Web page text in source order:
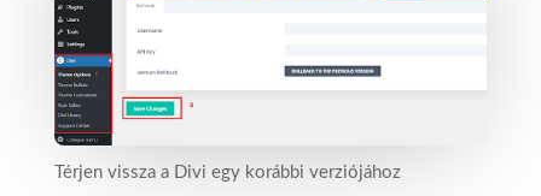
Térjen vissza a Divi egy korábbi verziójához